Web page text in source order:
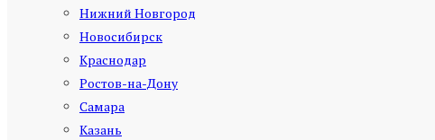
Нижний Новгород
Новосибирск
Краснодар
Ростов-на-Дону
Самара
Казань